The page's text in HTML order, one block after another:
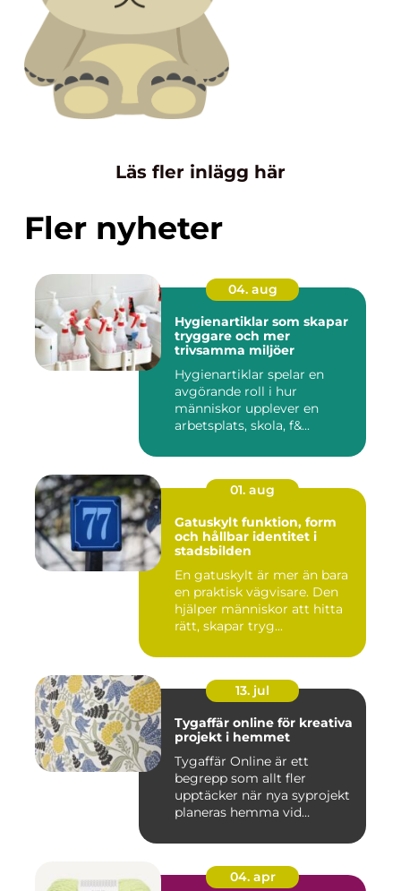
Läs fler inlägg här
Fler nyheter
04. aug
Hygienartiklar som skapar
tryggare och mer
trivsamma miljöer
Hygienartiklar spelar en
avgörande roll i hur
människor upplever en
arbetsplats, skola, f&...
01. aug
Gatuskylt funktion, form
och hållbar identitet i
stadsbilden
En gatuskylt är mer än bara
en praktisk vägvisare. Den
hjälper människor att hitta
rätt, skapar tryg...
13. jul
Tygaffär online för kreativa
projekt i hemmet
Tygaffär Online är ett
begrepp som allt fler
upptäcker när nya syprojekt
planeras hemma vid
04. apr